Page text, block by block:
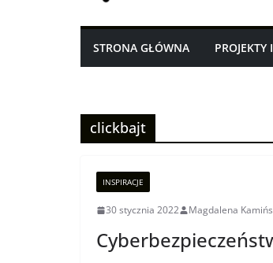
STRONA GŁÓWNA PROJEKTY
clickbajt
INSPIRACJE
30 stycznia 2022 Magdalena